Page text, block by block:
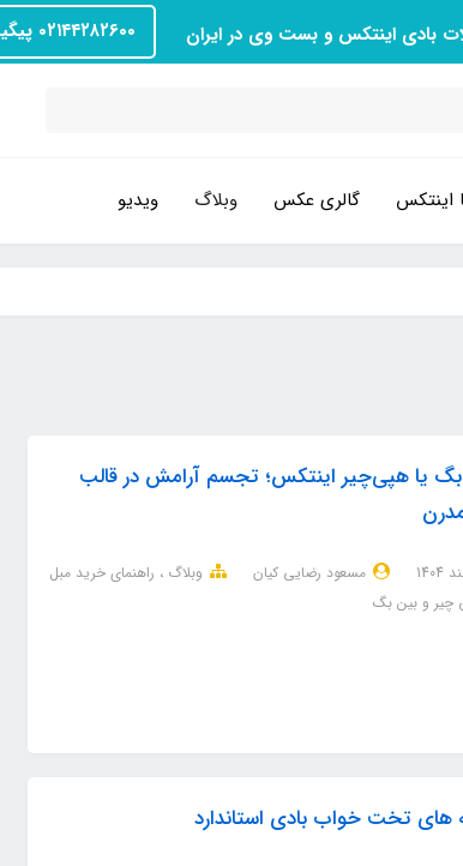
بادی اینتکس و بست وی در ایران ۰۲۱۴۴۲۸۲۶۰۰ پیگیری سفارش
اینتکس گالری عکس وبلاگ ویدیو
یا هپی‌چیر اینتکس؛ تجسم آرامش در قالب
مسعود رضایی کیان وبلاگ
راهنمای خرید مبل
و بین بگ
تخت خواب بادی استاندارد